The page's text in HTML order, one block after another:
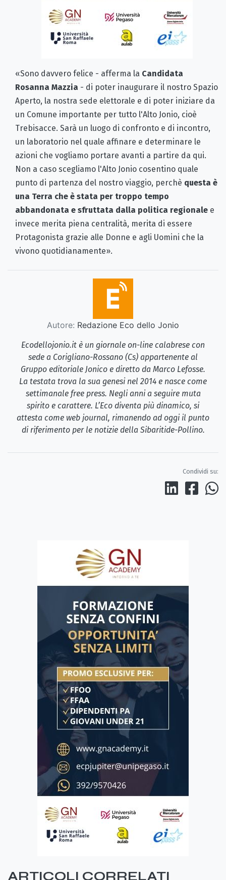
«Sono davvero felice - afferma la Candidata
Rosanna Mazzia - di poter inaugurare il nostro Spazio
Aperto, la nostra sede elettorale e di poter iniziare da
un Comune importante per tutto l'Alto Jonio, cioè
Trebisacce. Sarà un luogo di confronto e di incontro,
un laboratorio nel quale affinare e determinare le
azioni che vogliamo portare avanti a partire da qui.
Non a caso scegliamo l'Alto Jonio cosentino quale
punto di partenza del nostro viaggio, perchè questa è
una Terra che è stata per troppo tempo
abbandonata e sfruttata dalla politica regionale e
invece merita piena centralità, merita di essere
Protagonista grazie alle Donne e agli Uomini che la
vivono quotidianamente».
Autore: Redazione Eco dello Jonio
Ecodellojonio.it è un giornale on-line calabrese con
sede a Corigliano-Rossano (Cs) appartenente al
Gruppo editoriale Jonico e diretto da Marco Lefosse.
La testata trova la sua genesi nel 2014 e nasce come
settimanale free press. Negli anni a seguire muta
spirito e carattere. L’Eco diventa più dinamico, si
attesta come web journal, rimanendo ad oggi il punto
di riferimento per le notizie della Sibaritide-Pollino.
Condividi su:
ARTICOLI CORRELATI